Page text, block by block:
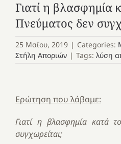
Γιατί η βλασφημία
Πνεύματος δεν
25 Μαΐου, 2019 | Categories:
Στήλη Αποριών | Tags: λύση
Ερώτηση που λάβαμε:
Γιατί η βλασφημία κατά
συγχωρείται;